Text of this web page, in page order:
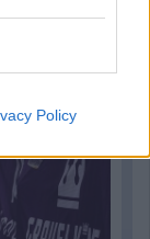
Policy